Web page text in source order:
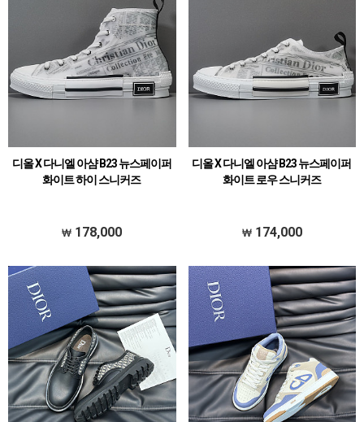
디올 X 다니엘 아샴 B23 뉴스페이퍼
화이트 하이 스니커즈
178,000
디올 X 다니엘 아샴 B23 뉴스페이퍼
화이트 로우 스니커즈
174,000